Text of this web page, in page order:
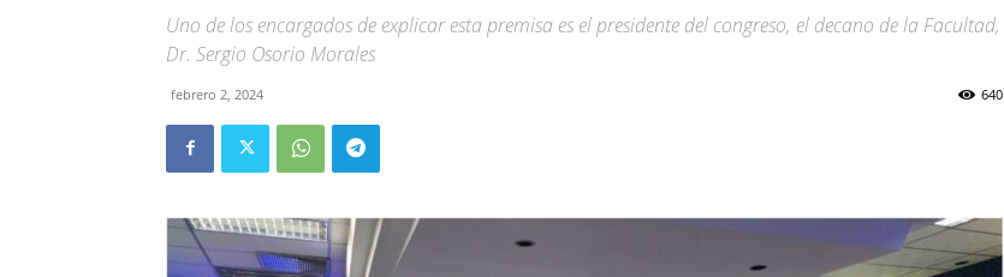
Uno de los encargados de explicar esta premisa es el presidente del congreso, el decano de la Facultad,
Dr. Sergio Osorio Morales
febrero 2, 2024 640